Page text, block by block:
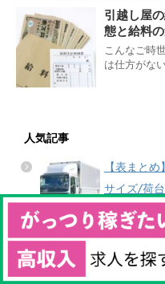
引越し屋
態と給料
こんなご時
は仕方がな
人気記事
【表まと
サイズ/荷
に解説！
10tトラッ
になるサイ